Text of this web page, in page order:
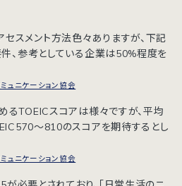
スメント方法色々ありますが、下記
、参考としている企業は50%程度を
ュニケーション協会
るTOEICスコアは様々ですが、平均
〜810のスコアを期待するとし
ュニケーション協会